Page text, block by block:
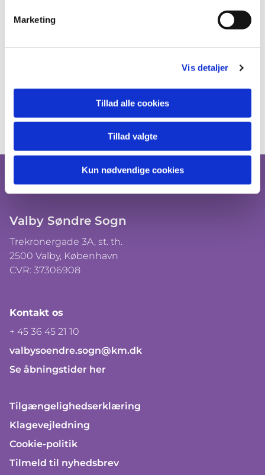
Marketing
Vis detaljer
Tillad alle cookies
Tillad valgte
Kun nødvendige cookies
Valby Søndre Sogn
Trekronergade 3A, st. th.
2500 Valby, København
CVR: 37306908
Kontakt os
+ 45 36 45 21 10
valbysoendre.sogn@km.dk
Se åbningstider her
Tilgængelighedserklæring
Klagevejledning
Cookie-politik
Tilmeld til nyhedsbrev